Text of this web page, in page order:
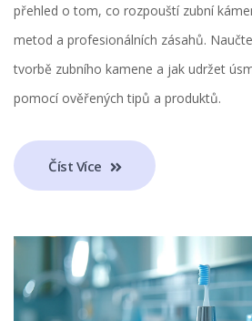
přehled o tom, co rozpouští zubní
metod a profesionálních zásahů.
tvorbě zubního kamene a jak udržet
pomocí ověřených tipů a produktů.
Číst Více